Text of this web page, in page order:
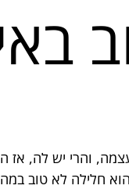
והרי יש לה,
חלילה לא טוב